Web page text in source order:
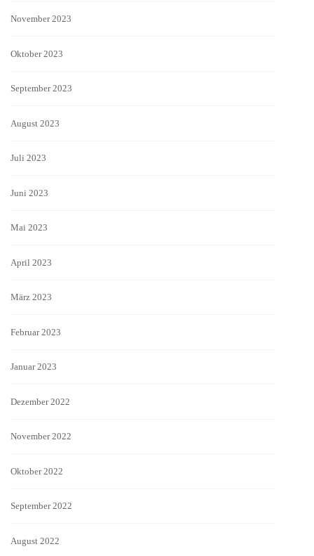
November 2023
Oktober 2023
September 2023
August 2023
Juli 2023
Juni 2023
Mai 2023
April 2023
März 2023
Februar 2023
Januar 2023
Dezember 2022
November 2022
Oktober 2022
September 2022
August 2022